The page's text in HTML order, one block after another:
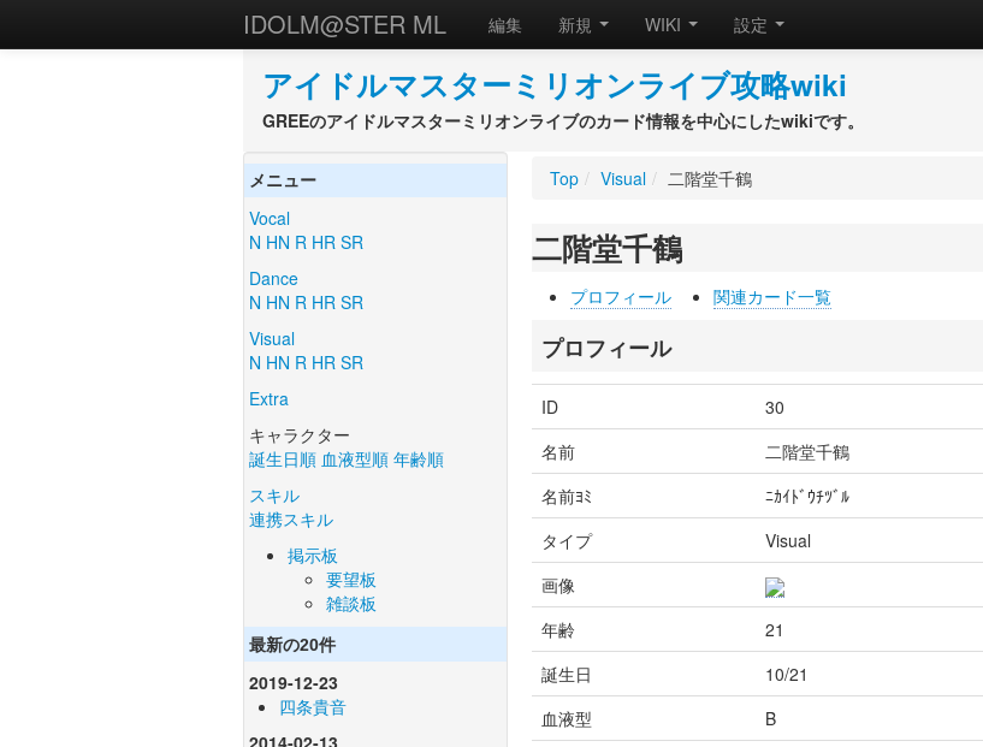
IDOLM@STER ML 編集 新規 WIKI 設定
アイドルマスターミリオンライブ攻略wiki
GREEのアイドルマスターミリオンライブのカード情報を中心にしたwikiです。
メニュー
Vocal
N HN R HR SR
Dance
N HN R HR SR
Visual
N HN R HR SR
Extra
キャラクター
誕生日順 血液型順 年齢順
スキル
連携スキル
掲示板
要望板
雑談板
最新の20件
2019-12-23
四条貴音
2014-02-13
Top / Visual / 二階堂千鶴
二階堂千鶴
プロフィール 関連カード一覧
プロフィール
ID
30
名前
二階堂千鶴
名前ﾖﾐ
ﾆｶｲﾄﾞｳﾁﾂﾞﾙ
タイプ
Visual
画像
年齢
21
誕生日
10/21
血液型
B